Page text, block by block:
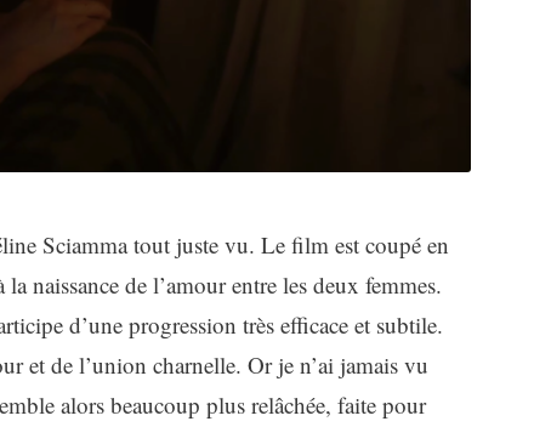
Sciamma tout juste vu. Le film est coupé en
naissance de l’amour entre les deux femmes.
d’une progression très efficace et subtile.
et de l’union charnelle. Or je n’ai jamais vu
alors beaucoup plus relâchée, faite pour